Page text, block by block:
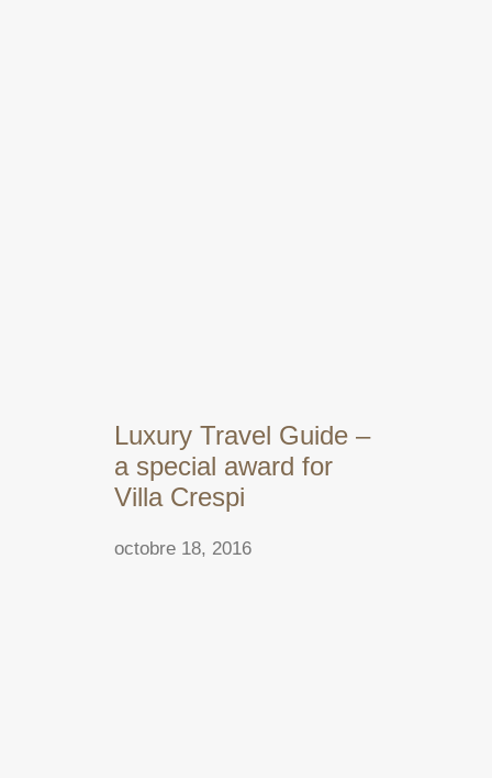
Luxury Travel Guide –
a special award for
Villa Crespi
octobre 18, 2016